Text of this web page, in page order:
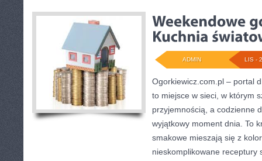
LIS -
ADMIN
Ogorkiewicz.com.pl – portal
to miejsce w sieci, w którym
przyjemnością, a codzienne
wyjątkowy moment dnia. To
smakowe mieszają się z
nieskomplikowane receptury